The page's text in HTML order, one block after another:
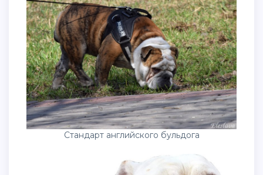
Стандарт английского бульдога